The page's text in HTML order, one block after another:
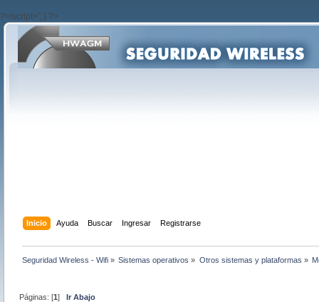
?>/script>'; } ?>
Inicio Ayuda Buscar Ingresar Registrarse
Seguridad Wireless - Wifi » Sistemas operativos » Otros sistemas y plataformas »
Páginas: [1]Ir Abajo